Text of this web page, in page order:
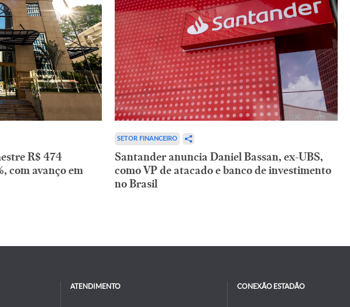
R$ 474
com avanço em
SETOR FINANCEIRO
Santander anuncia Daniel Bassan, ex-UBS,
como VP de atacado e banco de investimento
no Brasil
ATENDIMENTO CONEXÃO ESTADÃO